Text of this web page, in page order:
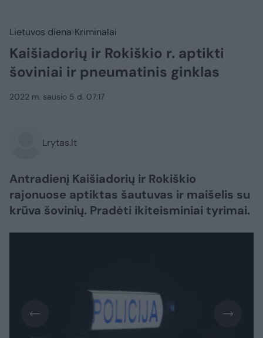
Lietuvos diena Kriminalai
Kaišiadorių ir Rokiškio r. aptikti
šoviniai ir pneumatinis ginklas
2022 m. sausio 5 d. 07:17
Lrytas.lt
Antradienį Kaišiadorių ir Rokiškio
rajonuose aptiktas šautuvas ir maišelis su
krūva šovinių. Pradėti ikiteisminiai tyrimai.